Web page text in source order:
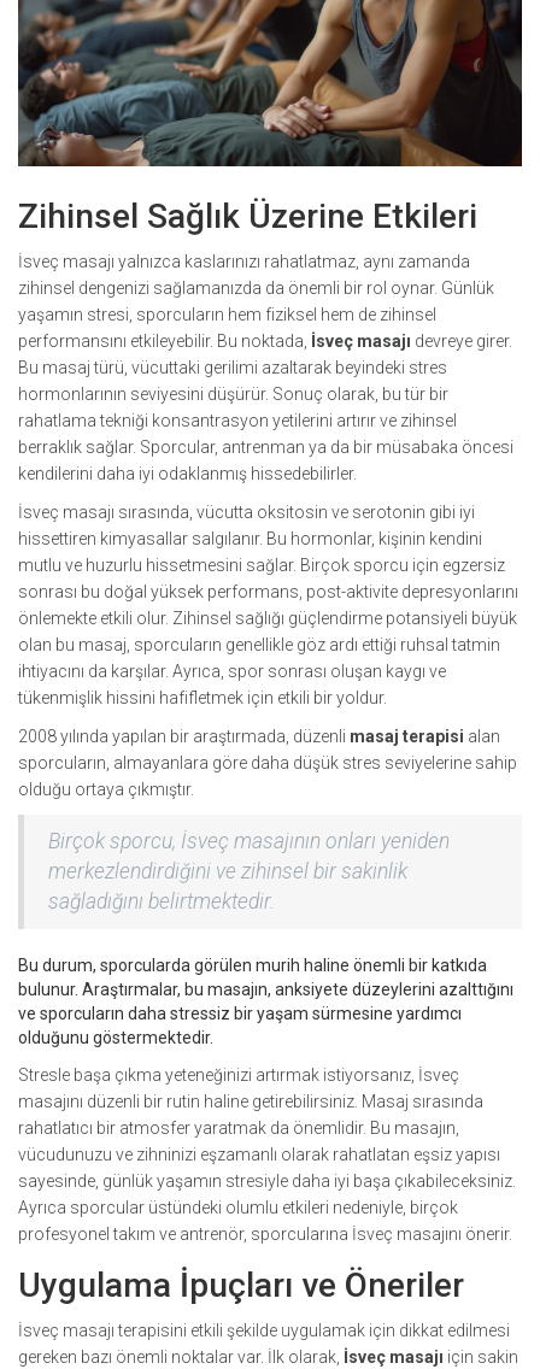
Zihinsel Sağlık Üzerine Etkileri
İsveç masajı yalnızca kaslarınızı rahatlatmaz, aynı zamanda
zihinsel dengenizi sağlamanızda da önemli bir rol oynar. Günlük
yaşamın stresi, sporcuların hem fiziksel hem de zihinsel
performansını etkileyebilir. Bu noktada, İsveç masajı devreye girer.
Bu masaj türü, vücuttaki gerilimi azaltarak beyindeki stres
hormonlarının seviyesini düşürür. Sonuç olarak, bu tür bir
rahatlama tekniği konsantrasyon yetilerini artırır ve zihinsel
berraklık sağlar. Sporcular, antrenman ya da bir müsabaka öncesi
kendilerini daha iyi odaklanmış hissedebilirler.
İsveç masajı sırasında, vücutta oksitosin ve serotonin gibi iyi
hissettiren kimyasallar salgılanır. Bu hormonlar, kişinin kendini
mutlu ve huzurlu hissetmesini sağlar. Birçok sporcu için egzersiz
sonrası bu doğal yüksek performans, post-aktivite depresyonlarını
önlemekte etkili olur. Zihinsel sağlığı güçlendirme potansiyeli büyük
olan bu masaj, sporcuların genellikle göz ardı ettiği ruhsal tatmin
ihtiyacını da karşılar. Ayrıca, spor sonrası oluşan kaygı ve
tükenmişlik hissini hafifletmek için etkili bir yoldur.
2008 yılında yapılan bir araştırmada, düzenli masaj terapisi alan
sporcuların, almayanlara göre daha düşük stres seviyelerine sahip
olduğu ortaya çıkmıştır.
Birçok sporcu, İsveç masajının onları yeniden
merkezlendirdiğini ve zihinsel bir sakinlik
sağladığını belirtmektedir.
Bu durum, sporcularda görülen murih haline önemli bir katkıda
bulunur. Araştırmalar, bu masajın, anksiyete düzeylerini azalttığını
ve sporcuların daha stressiz bir yaşam sürmesine yardımcı
olduğunu göstermektedir.
Stresle başa çıkma yeteneğinizi artırmak istiyorsanız, İsveç
masajını düzenli bir rutin haline getirebilirsiniz. Masaj sırasında
rahatlatıcı bir atmosfer yaratmak da önemlidir. Bu masajın,
vücudunuzu ve zihninizi eşzamanlı olarak rahatlatan eşsiz yapısı
sayesinde, günlük yaşamın stresiyle daha iyi başa çıkabileceksiniz.
Ayrıca sporcular üstündeki olumlu etkileri nedeniyle, birçok
profesyonel takım ve antrenör, sporcularına İsveç masajını önerir.
Uygulama İpuçları ve Öneriler
İsveç masajı terapisini etkili şekilde uygulamak için dikkat edilmesi
gereken bazı önemli noktalar var. İlk olarak, İsveç masajı için sakin